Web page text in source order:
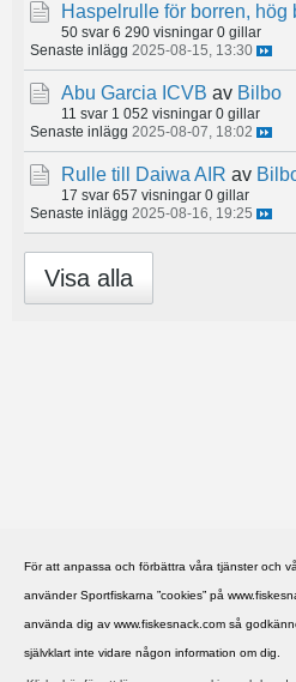
För att anpassa och förbättra våra tjänster och
använder Sportfiskarna ”cookies” på
använda dig av www.fiskesnack.com så
självklart inte vidare någon information om dig.
Haspelrulle för borren, hög
50 svar 6 290 visningar 0 gillar
Senaste inlägg 2025-08-15, 13:30
Abu Garcia ICVB av Bilbo
11 svar 1 052 visningar 0 gillar
Senaste inlägg 2025-08-07, 18:02
Rulle till Daiwa AIR av
17 svar 657 visningar 0 gillar
Senaste inlägg 2025-08-16, 19:25
Visa alla